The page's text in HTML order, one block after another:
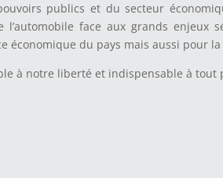
publics et du secteur
face aux grands enjeux
du pays mais aussi pour
à notre liberté et indispensable à tout